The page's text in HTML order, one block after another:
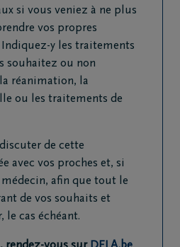
si vous veniez à ne plus
vos propres
Indiquez-y les traitements
souhaitez ou non
réanimation, la
ou les traitements de
de cette
avec vos proches et, si
médecin, afin que tout le
de vos souhaits et
le cas échéant.